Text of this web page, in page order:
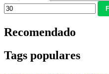
Recomendado
Tags populares